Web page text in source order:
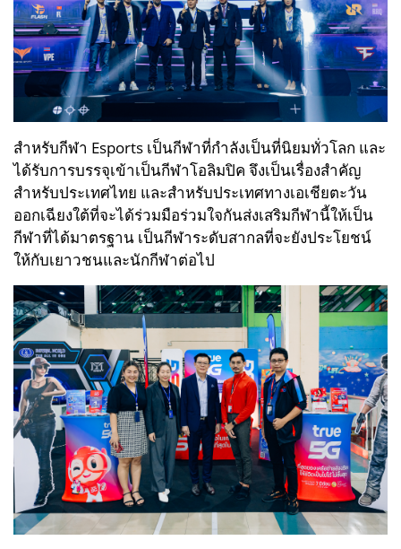
สำหรับกีฬา Esports เป็นกีฬาที่กำลังเป็นที่นิยมทั่วโลก และ
ได้รับการบรรจุเข้าเป็นกีฬาโอลิมปิค จึงเป็นเรื่องสำคัญ
สำหรับประเทศไทย และสำหรับประเทศทางเอเชียตะวัน
ออกเฉียงใต้ที่จะได้ร่วมมือร่วมใจกันส่งเสริมกีฬานี้ให้เป็น
กีฬาที่ได้มาตรฐาน เป็นกีฬาระดับสากลที่จะยังประโยชน์
ให้กับเยาวชนและนักกีฬาต่อไป